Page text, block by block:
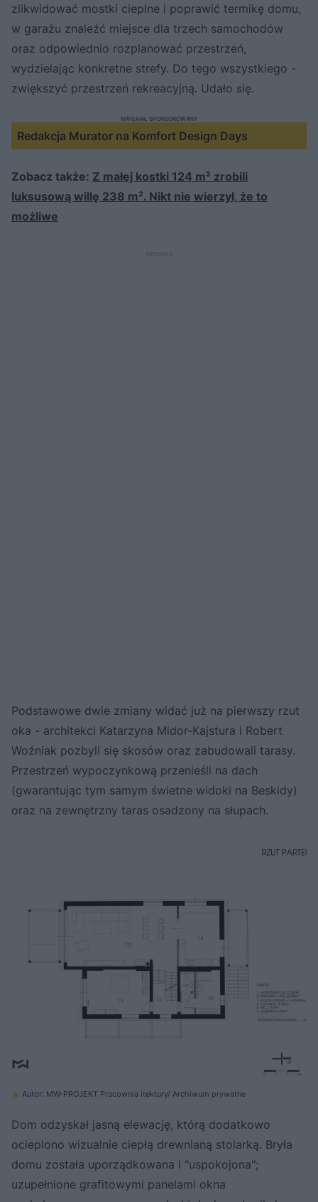
zlikwidować mostki cieplne i poprawić termikę domu,
w garażu znaleźć miejsce dla trzech samochodów
oraz odpowiednio rozplanować przestrzeń,
wydzielając konkretne strefy. Do tego wszystkiego -
zwiększyć przestrzeń rekreacyjną. Udało się.
Redakcja Murator na Komfort Design Days
MATERIAŁ SPONSOROWANY
Zobacz także: Z małej kostki 124 m² zrobili
luksusową willę 238 m². Nikt nie wierzył, że to
możliwe
Podstawowe dwie zmiany widać już na pierwszy rzut
oka - architekci Katarzyna Midor-Kajstura i Robert
Woźniak pozbyli się skosów oraz zabudowali tarasy.
Przestrzeń wypoczynkową przenieśli na dach
(gwarantując tym samym świetne widoki na Beskidy)
oraz na zewnętrzny taras osadzony na słupach.
Autor: MW-PROJEKT Pracownia itektury/ Archiwum prywatne
Dom odzyskał jasną elewację, którą dodatkowo
ocieplono wizualnie ciepłą drewnianą stolarką. Bryła
domu została uporządkowana i "uspokojona";
uzupełnione grafitowymi panelami okna